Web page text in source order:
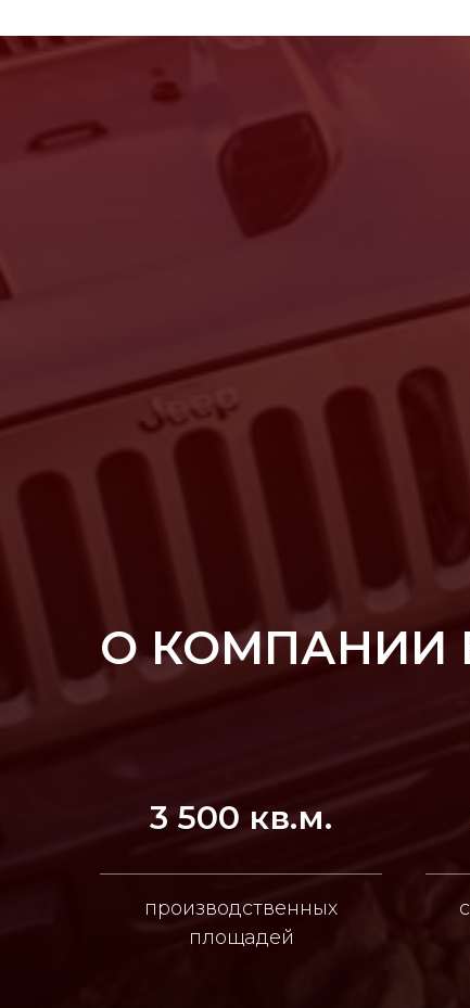
О КОМПАНИИ
3 500 кв.м.
производственных
площадей